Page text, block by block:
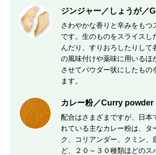
ジンジャー／しょうが／
さわやかな香りと辛みをもつ
です。生のものをスライスし
んだり、すりおろしたりして
の風味付けや薬味に用いるほ
させてパウダー状にしたもの
ます。
カレー粉／Curry powder
配合はさまざまですが、日本
れている主なカレー粉は、タ
ク、コリアンダー、クミン、
ど、２０～３０種類ほどのス